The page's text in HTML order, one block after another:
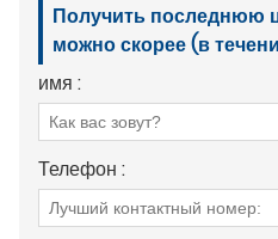
Получить последнюю
можно скорее (в
имя :
Телефон :